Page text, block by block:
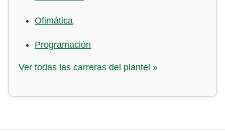
Ofimática
Programación
Ver todas las carreras del plantel »